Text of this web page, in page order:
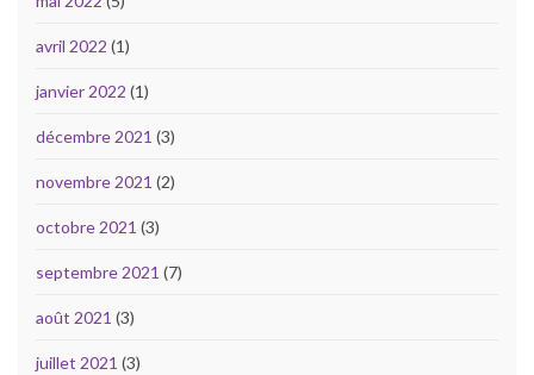
avril 2022 (1)
janvier 2022 (1)
décembre 2021 (3)
novembre 2021 (2)
octobre 2021 (3)
septembre 2021 (7)
août 2021 (3)
juillet 2021 (3)